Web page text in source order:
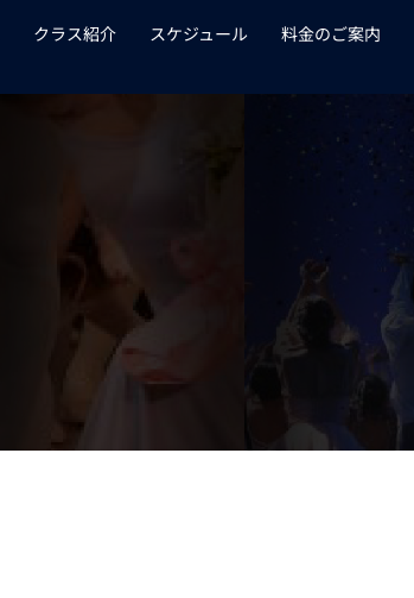
クラス紹介 スケジュール 料金のご案内